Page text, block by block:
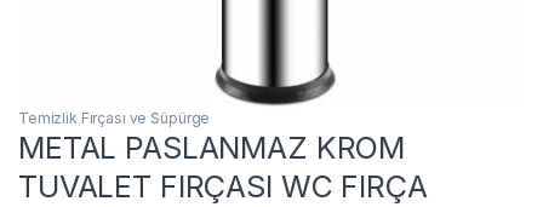
Temizlik Fırçası ve Süpürge
METAL PASLANMAZ KROM
TUVALET FIRÇASI WC FIRÇA